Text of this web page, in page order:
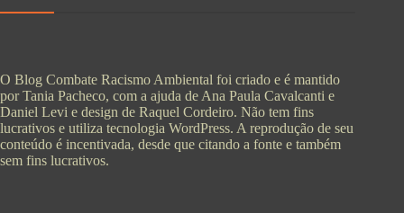
O Blog Combate Racismo Ambiental foi criado e é mantido
por Tania Pacheco, com a ajuda de Ana Paula Cavalcanti e
Daniel Levi e design de Raquel Cordeiro. Não tem fins
lucrativos e utiliza tecnologia WordPress. A reprodução de seu
conteúdo é incentivada, desde que citando a fonte e também
sem fins lucrativos.